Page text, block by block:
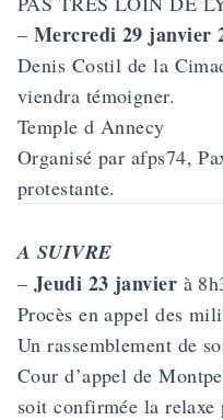
– Mercredi 29 janvier
Denis Costil de la
viendra témoigner.
Temple d Annecy
Organisé par afps74,
protestante.
A SUIVRE
– Jeudi 23 janvier à
Procès en appel des
Un rassemblement de
Cour d’appel de
soit confirmée la relaxe